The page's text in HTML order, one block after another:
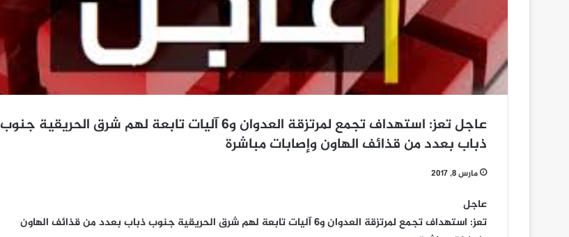
عاجل تعز: استهداف تجمع لمرتزقة العدوان و6 آليات تابعة لهم شرق الحريقية جنوب
ذباب بعدد من قذائف الهاون وإصابات مباشرة
مارس 8, 2017
عاجل
تعز: استهداف تجمع لمرتزقة العدوان و6 آليات تابعة لهم شرق الحريقية جنوب ذباب بعدد من قذائف الهاون